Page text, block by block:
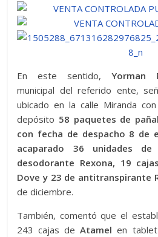
En este sentido, Yorman
municipal del referido ente,
ubicado en la calle Miranda
depósito 58 paquetes de
con fecha de despacho 8 de
acaparado 36 unidades
desodorante Rexona, 19
Dove y 23 de antitranspirante
de diciembre.
También, comentó que el
243 cajas deAtamel en